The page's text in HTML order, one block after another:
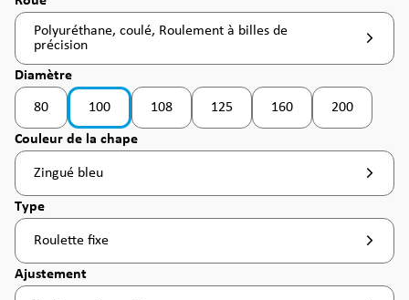
Polyuréthane, coulé, Roulement à billes de
précision
Sélectionnez
Diamètre
80
(Cette option n'est pas disponible pour le moment. )
100 108
(Cette option n'est pas disponible pour le
125
(Cette option n'est pas disponible
160
(Cette option n'est pas
200
(Cette
Sélectionnez
Couleur de la chape
Zingué bleu
Sélectionnez
Type
Roulette fixe
Sélectionnez
Ajustement